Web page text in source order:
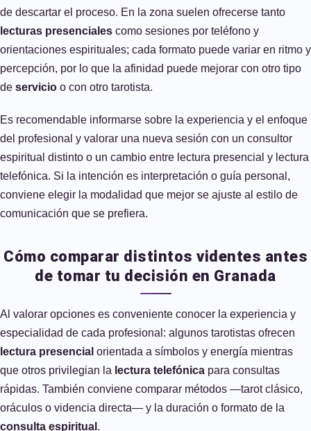
de descartar el proceso. En la zona suelen ofrecerse tanto
lecturas presenciales como sesiones por teléfono y
orientaciones espirituales; cada formato puede variar en ritmo y
percepción, por lo que la afinidad puede mejorar con otro tipo
de servicio o con otro tarotista.
Es recomendable informarse sobre la experiencia y el enfoque
del profesional y valorar una nueva sesión con un consultor
espiritual distinto o un cambio entre lectura presencial y lectura
telefónica. Si la intención es interpretación o guía personal,
conviene elegir la modalidad que mejor se ajuste al estilo de
comunicación que se prefiera.
Cómo comparar distintos videntes antes
de tomar tu decisión en Granada
Al valorar opciones es conveniente conocer la experiencia y
especialidad de cada profesional: algunos tarotistas ofrecen
lectura presencial orientada a símbolos y energía mientras
que otros privilegian la lectura telefónica para consultas
rápidas. También conviene comparar métodos —tarot clásico,
oráculos o videncia directa— y la duración o formato de la
consulta espiritual .